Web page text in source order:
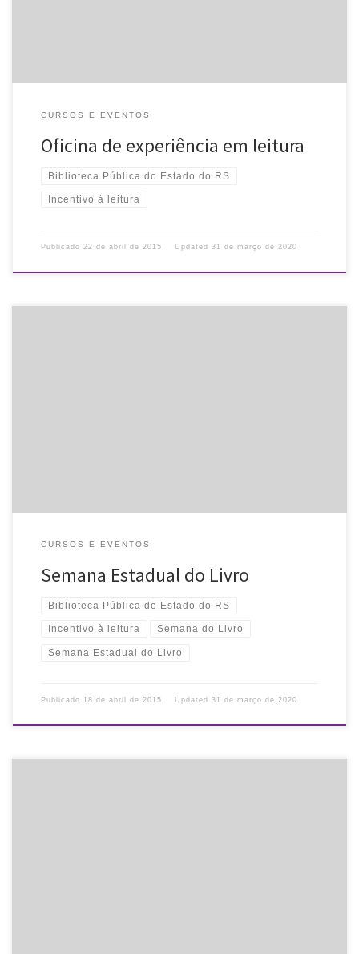
CURSOS E EVENTOS
Oficina de experiência em leitura
Biblioteca Pública do Estado do RS
Incentivo à leitura
Publicado 22 de abril de 2015 Updated 31 de março de 2020
CURSOS E EVENTOS
Semana Estadual do Livro
Biblioteca Pública do Estado do RS
Incentivo à leitura Semana do Livro
Semana Estadual do Livro
Publicado 18 de abril de 2015 Updated 31 de março de 2020